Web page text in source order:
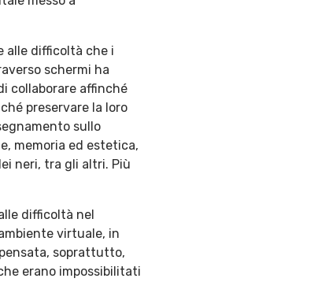
alle difficoltà che i
schermi ha
collaborare affinché
preservare la loro
sullo
memoria ed estetica,
neri, tra gli altri. Più
difficoltà nel
virtuale, in
soprattutto,
erano impossibilitati